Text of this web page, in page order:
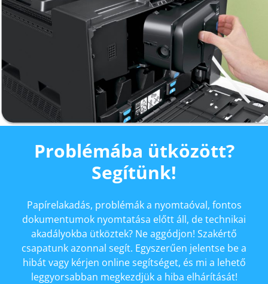
Problémába ütközött?
Segítünk!
Papírelakadás, problémák a nyomtaóval, fontos
dokumentumok nyomtatása előtt áll, de technikai
akadályokba ütköztek? Ne aggódjon! Szakértő
csapatunk azonnal segít. Egyszerűen jelentse be a
hibát vagy kérjen online segítséget, és mi a lehető
leggyorsabban megkezdjük a hiba elhárítását!